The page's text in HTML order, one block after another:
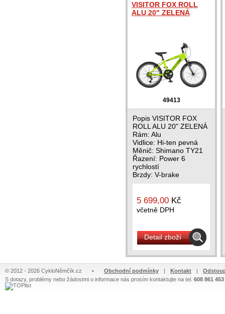
VISITOR FOX ROLL
ALU 20" ZELENÁ
49413
Popis VISITOR FOX
ROLL ALU 20" ZELENÁ
Rám: Alu
Vidlice: Hi-ten pevná
Měnič: Shimano TY21
Řazení: Power 6
rychlostí
Brzdy: V-brake
5 699,00 Kč
včetně DPH
Detail zboží
© 2012 - 2026 CykloNěmčík.cz • Obchodní podmínky | Kontakt |
S dotazy, problémy nebo žádostmi o informace nás prosím kontaktujte na tel. 608 861 453